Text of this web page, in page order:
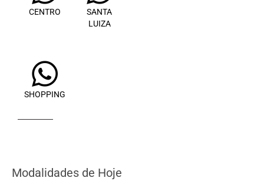
CENTRO
SANTA
LUIZA
SHOPPING
Modalidades de Hoje